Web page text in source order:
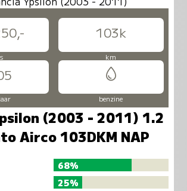
103k
km
benzine
(2003 - 2011) 1.2
Airco 103DKM NAP
68%
25%